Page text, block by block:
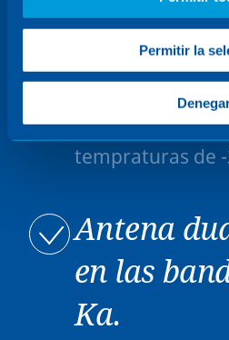
Permitir la
tanto en el
Mercurio
más de 250ºC)
Júpiter a 5 AU
astronómicas
tempraturas de -
Antena
en las
Ka.